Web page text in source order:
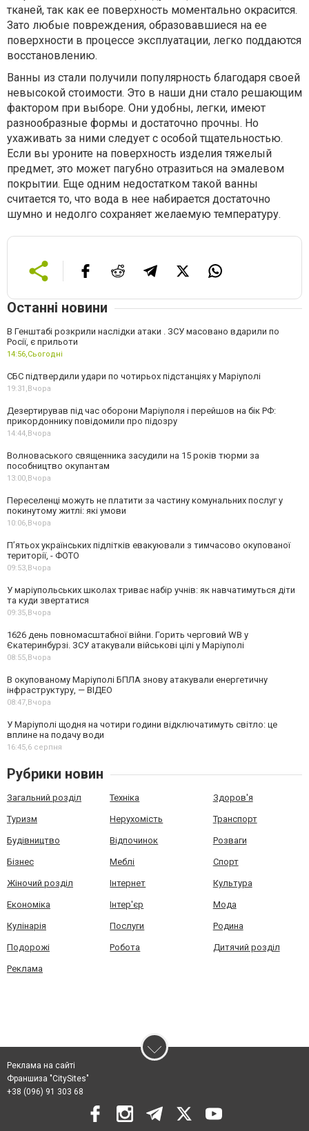
тканей, так как ее поверхность моментально окрасится.
Зато любые повреждения, образовавшиеся на ее
поверхности в процессе эксплуатации, легко поддаются
восстановлению.
Ванны из стали получили популярность благодаря своей
невысокой стоимости. Это в наши дни стало решающим
фактором при выборе. Они удобны, легки, имеют
разнообразные формы и достаточно прочны. Но
ухаживать за ними следует с особой тщательностью.
Если вы уроните на поверхность изделия тяжелый
предмет, это может пагубно отразиться на эмалевом
покрытии. Еще одним недостатком такой ванны
считается то, что вода в нее набирается достаточно
шумно и недолго сохраняет желаемую температуру.
Останні новини
В Генштабі розкрили наслідки атаки . ЗСУ масовано вдарили по
Росії, є прильоти
14:56,Сьогодні
СБС підтвердили удари по чотирьох підстанціях у Маріуполі
19:31,Вчора
Дезертирував під час оборони Маріуполя і перейшов на бік РФ:
прикордоннику повідомили про підозру
14:44,Вчора
Волноваського священника засудили на 15 років тюрми за
пособництво окупантам
13:00,Вчора
Переселенці можуть не платити за частину комунальних послуг у
покинутому житлі: які умови
10:06,Вчора
П’ятьох українських підлітків евакуювали з тимчасово окупованої
території, - ФОТО
09:53,Вчора
У маріупольських школах триває набір учнів: як навчатимуться діти
та куди звертатися
09:35,Вчора
1626 день повномасштабної війни. Горить черговий WB у
Єкатеринбурзі. ЗСУ атакували військові цілі у Маріуполі
08:55,Вчора
В окупованому Маріуполі БПЛА знову атакували енергетичну
інфраструктуру, — ВІДЕО
08:47,Вчора
У Маріуполі щодня на чотири години відключатимуть світло: це
вплине на подачу води
16:45,6 серпня
Рубрики новин
Загальний розділ Техніка Здоров'я
Туризм Нерухомість Транспорт
Будівництво Відпочинок Розваги
Бізнес Меблі Спорт
Жіночий розділ Інтернет Культура
Економіка Інтер'єр Мода
Кулінарія Послуги Родина
Подорожі Робота Дитячий розділ
Реклама
Реклама на сайті
Франшиза "CitySites"
+38 (096) 91 303 68